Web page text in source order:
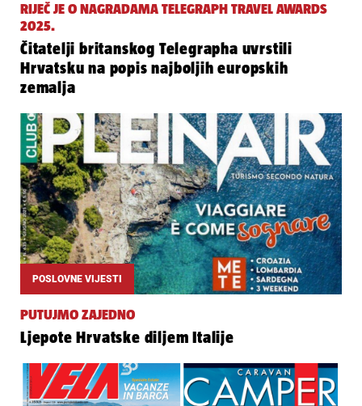
RIJEČ JE O NAGRADAMA TELEGRAPH TRAVEL AWARDS
2025.
Čitatelji britanskog Telegrapha uvrstili
Hrvatsku na popis najboljih europskih
zemalja
POSLOVNE VIJESTI
PUTUJMO ZAJEDNO
Ljepote Hrvatske diljem Italije